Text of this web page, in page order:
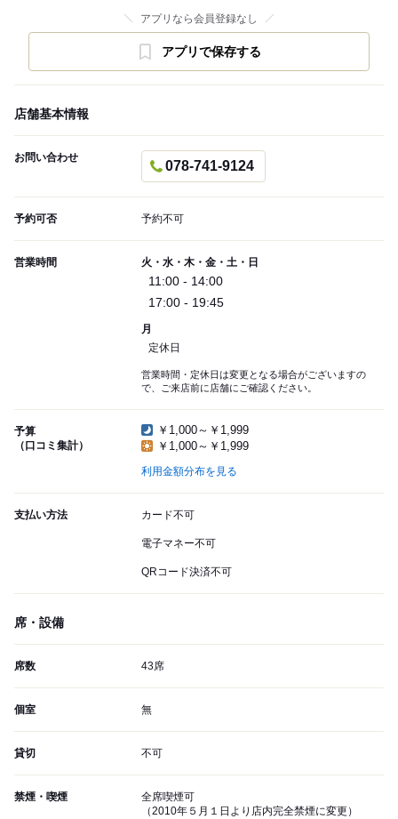
アプリなら会員登録なし
アプリで保存する
店舗基本情報
お問い合わせ
078-741-9124
予約可否 予約不可
営業時間 火・水・木・金・土・日
11:00 - 14:00
17:00 - 19:45
月
定休日
営業時間・定休日は変更となる場合がございますの
で、ご来店前に店舗にご確認ください。
予算
（口コミ集計）
￥1,000～￥1,999
￥1,000～￥1,999
利用金額分布を見る
支払い方法 カード不可
電子マネー不可
QRコード決済不可
席・設備
席数 43席
個室 無
貸切 不可
禁煙・喫煙
全席喫煙可
（2010年５月１日より店内完全禁煙に変更）